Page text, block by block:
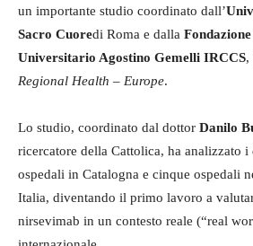
un importante studio coordinato dall’
Sacro Cuoredi Roma e dalla
Universitario Agostino Gemelli IRCCS,
Regional Health – Europe.
Lo studio, coordinato dal dottor Danilo
ricercatore della Cattolica, ha analizzato
ospedali in Catalogna e cinque ospedali
Italia, diventando il primo lavoro a
nirsevimab in un contesto reale (“real